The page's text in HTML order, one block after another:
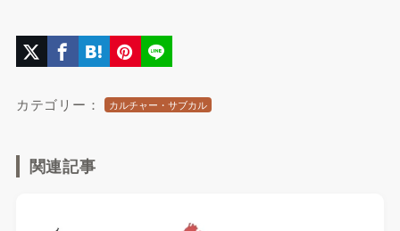
カテゴリー： カルチャー・サブカル
関連記事